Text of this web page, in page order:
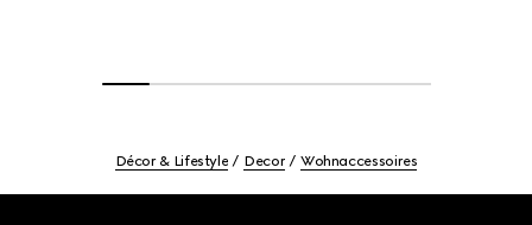
Décor & Lifestyle Decor Wohnaccessoires